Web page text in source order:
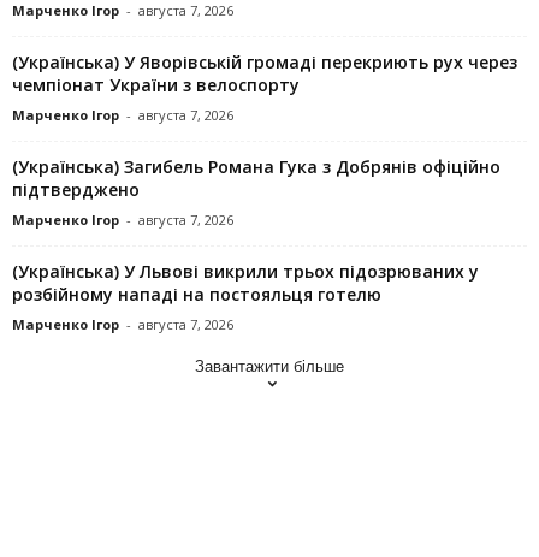
Марченко Ігор - августа 7, 2026
(Українська) У Яворівській громаді перекриють рух через
чемпіонат України з велоспорту
Марченко Ігор - августа 7, 2026
(Українська) Загибель Романа Гука з Добрянів офіційно
підтверджено
Марченко Ігор - августа 7, 2026
(Українська) У Львові викрили трьох підозрюваних у
розбійному нападі на постояльця готелю
Марченко Ігор - августа 7, 2026
Завантажити більше